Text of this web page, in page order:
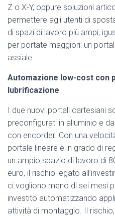
Z o X-Y, oppure soluzioni
permettere agli utenti di
di spazi di lavoro più ampi,
per portate maggiori: un
assiale
Automazione low-cost con
lubrificazione
I due nuovi portali cartesiani
preconfigurati in alluminio e
con encorder. Con una
portale lineare è in grado di
un ampio spazio di lavoro di
euro, il rischio legato
ci vogliono meno di sei mesi
investito automatizzando
attività di montaggio. Il